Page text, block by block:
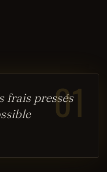
01
frais pressés